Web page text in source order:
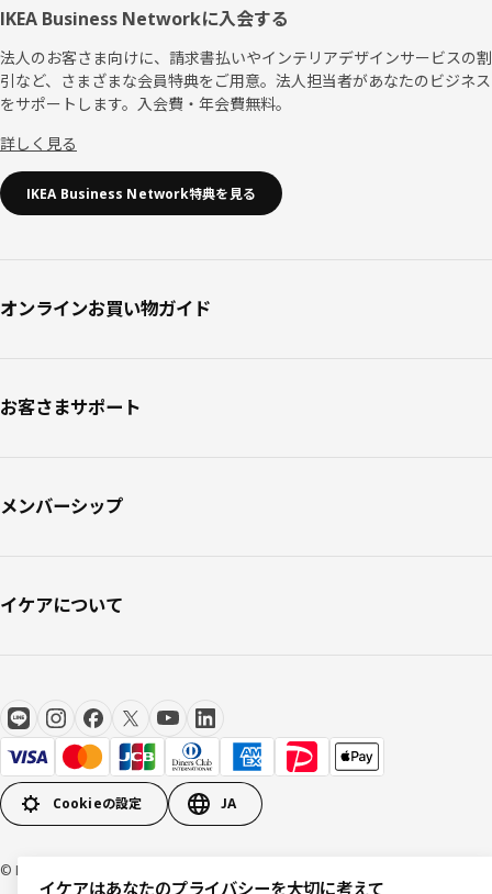
IKEA Business Networkに入会する
法人のお客さま向けに、請求書払いやインテリアデザインサービスの割
引など、さまざまな会員特典をご用意。法人担当者があなたのビジネス
をサポートします。入会費・年会費無料。
詳しく見る
IKEA Business Network特典を見る
オンラインお買い物ガイド
お客さまサポート
メンバーシップ
イケアについて
Cookieの設定 JA
© Inter IKEA Systems B.V 1999-2026